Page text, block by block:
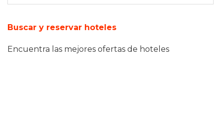
Buscar y reservar hoteles
Encuentra las mejores ofertas de hoteles